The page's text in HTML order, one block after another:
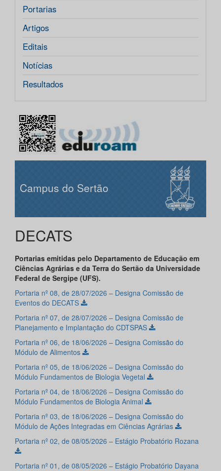
Portarias
Artigos
Editais
Notícias
Resultados
Campus do Sertão
DECATS
Portarias emitidas pelo Departamento de Educação em
Ciências Agrárias e da Terra do Sertão da Universidade
Federal de Sergipe (UFS).
Portaria nº 08, de 28/07/2026 – Designa Comissão de
Eventos do DECATS
Portaria nº 07, de 28/07/2026 – Designa Comissão de
Planejamento e Implantação do CDTSPAS
Portaria nº 06, de 18/06/2026 – Designa Comissão do
Módulo de Alimentos
Portaria nº 05, de 18/06/2026 – Designa Comissão do
Módulo Fundamentos de Biologia Vegetal
Portaria nº 04, de 18/06/2026 – Designa Comissão do
Módulo Fundamentos de Biologia Animal
Portaria nº 03, de 18/06/2026 – Designa Comissão do
Módulo de Ações Integradas em Ciências Agrárias
Portaria nº 02, de 08/05/2026 – Estágio Probatório Rozana
Portaria nº 01, de 08/05/2026 – Estágio Probatório Dayana